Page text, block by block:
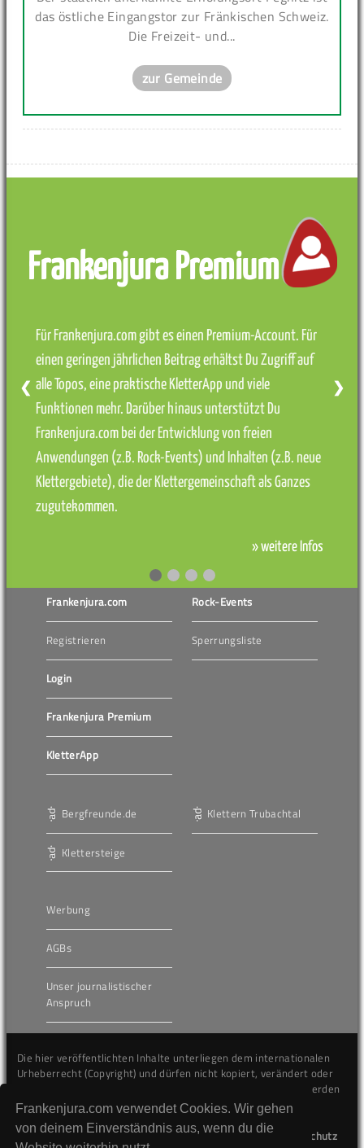
Frankenjura.com verwendet Cookies. Wir gehen
von deinem Einverständnis aus, wenn du die
das östliche Eingangstor zur Fränkischen Schweiz.
Die Freizeit- und...
zur Gemeinde
Frankenjura Premium
Für Frankenjura.com gibt es einen Premium-Account. Für
einen geringen jährlichen Beitrag erhältst Du Zugriff auf
alle Topos, eine praktische KletterApp und viele
Funktionen mehr. Darüber hinaus unterstützt Du
Frankenjura.com bei der Entwicklung von freien
Anwendungen (z.B. Rock-Events) und Inhalten (z.B. neue
Klettergebiete), die der Klettergemeinschaft als Ganzes
zugutekommen.
» weitere Infos
❮ ❯
Frankenjura.com
Registrieren
Login
Frankenjura Premium
KletterApp
Rock-Events
Sperrungsliste
Bergfreunde.de
Klettersteige
Klettern Trubachtal
Werbung
AGBs
Unser journalistischer
Anspruch
Die hier veröffentlichten Inhalte unterliegen dem internationalen
Urheberrecht (Copyright) und dürfen nicht kopiert, verändert oder
unverändert wiederveröffentlicht werden. Gegen Verstöße werden
wir auf juristischem Wege vorgehen.
Kontakt
Impressum Datenschutz